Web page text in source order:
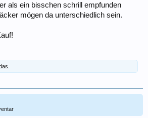
als ein bisschen schrill empfunden
mögen da unterschiedlich sein.